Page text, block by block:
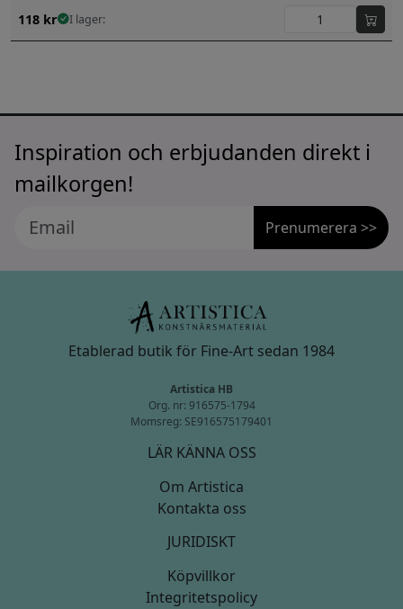
118 kr I lager:
Inspiration och erbjudanden direkt i
mailkorgen!
Prenumerera >>
Etablerad butik för Fine-Art sedan 1984
Artistica HB
Org. nr: 916575-1794
Momsreg: SE916575179401
LÄR KÄNNA OSS
Om Artistica
Kontakta oss
JURIDISKT
Köpvillkor
Integritetspolicy